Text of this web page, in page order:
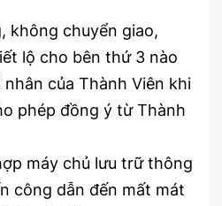
không chuyển giao,
lộ cho bên thứ 3 nào
của Thành Viên khi
phép đồng ý từ Thành
máy chủ lưu trữ thông
công dẫn đến mất mát